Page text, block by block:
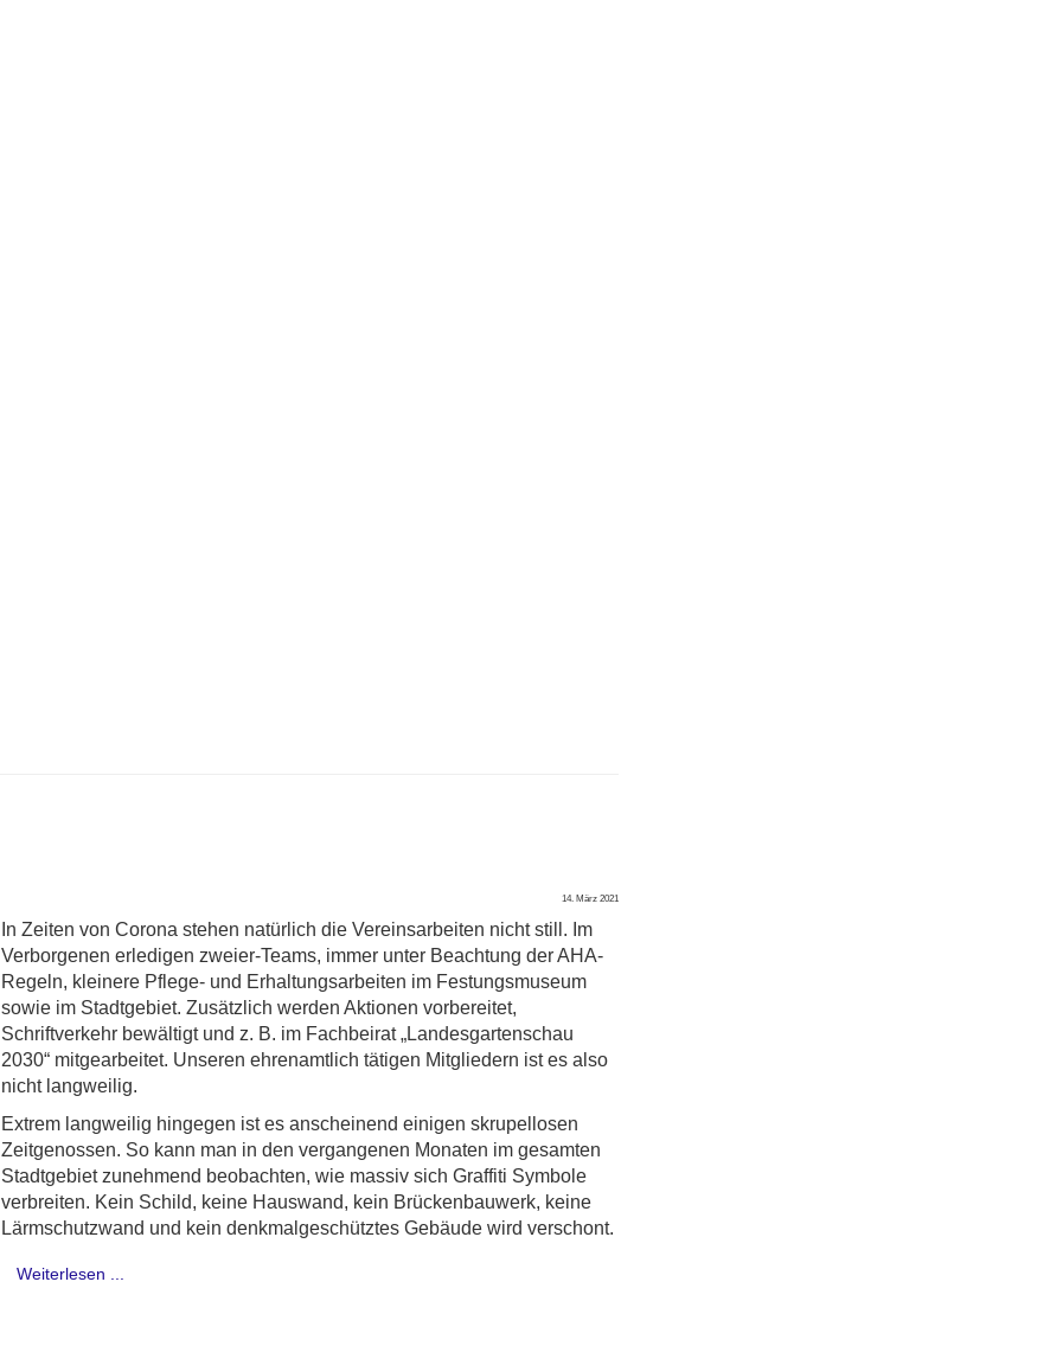
14. März 2021
In Zeiten von Corona stehen natürlich die Vereinsarbeiten nicht still. Im
Verborgenen erledigen zweier-Teams, immer unter Beachtung der AHA-
Regeln, kleinere Pflege- und Erhaltungsarbeiten im Festungsmuseum
sowie im Stadtgebiet. Zusätzlich werden Aktionen vorbereitet,
Schriftverkehr bewältigt und z. B. im Fachbeirat „Landesgartenschau
2030“ mitgearbeitet. Unseren ehrenamtlich tätigen Mitgliedern ist es also
nicht langweilig.
Extrem langweilig hingegen ist es anscheinend einigen skrupellosen
Zeitgenossen. So kann man in den vergangenen Monaten im gesamten
Stadtgebiet zunehmend beobachten, wie massiv sich Graffiti Symbole
verbreiten. Kein Schild, keine Hauswand, kein Brückenbauwerk, keine
Lärmschutzwand und kein denkmalgeschütztes Gebäude wird verschont.
Weiterlesen ...